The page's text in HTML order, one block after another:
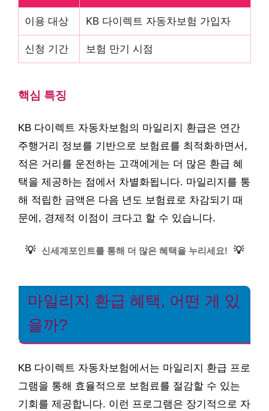
이용 대상 KB 다이렉트 자동차보험 가입자
신청 기간 보험 만기 시점
핵심 특징
KB 다이렉트 자동차보험의 마일리지 환급은 연간
주행거리 정보를 기반으로 보험료를 최적화하면서,
적은 거리를 운전하는 고객에게는 더 많은 환급 혜
택을 제공하는 점에서 차별화됩니다. 마일리지를 통
해 적립한 금액은 다음 년도 보험료로 차감되기 때
문에, 경제적 이점이 크다고 할 수 있습니다.
💡 신세계포인트를 통해 더 많은 혜택을 누리세요! 💡
마일리지 환급 혜택, 어떤 게 있
을까?
KB 다이렉트 자동차보험에서는 마일리지 환급 프로
그램을 통해 효율적으로 보험료를 절감할 수 있는
기회를 제공합니다. 이런 프로그램은 장기적으로 자